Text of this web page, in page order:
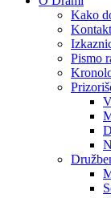
Kako
Pismo